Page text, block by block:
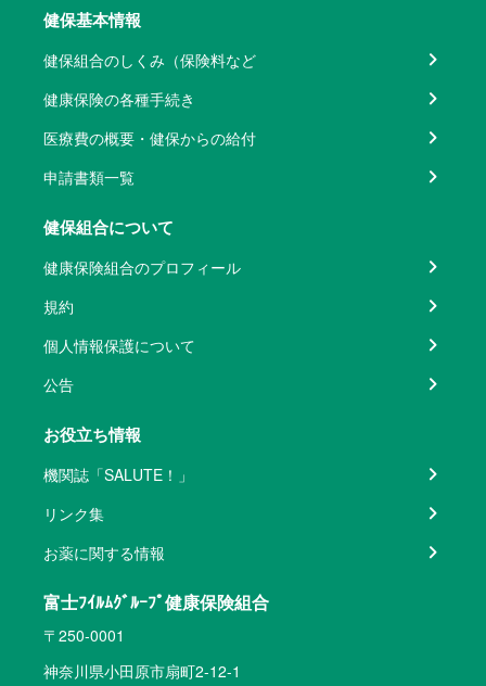
健保基本情報
健保組合のしくみ（保険料など
健康保険の各種手続き
医療費の概要・健保からの給付
申請書類一覧
健保組合について
健康保険組合のプロフィール
規約
個人情報保護について
公告
お役立ち情報
機関誌「SALUTE！」
リンク集
お薬に関する情報
富士ﾌｲﾙﾑｸﾞﾙｰﾌﾟ健康保険組合
〒250-0001
神奈川県小田原市扇町2-12-1